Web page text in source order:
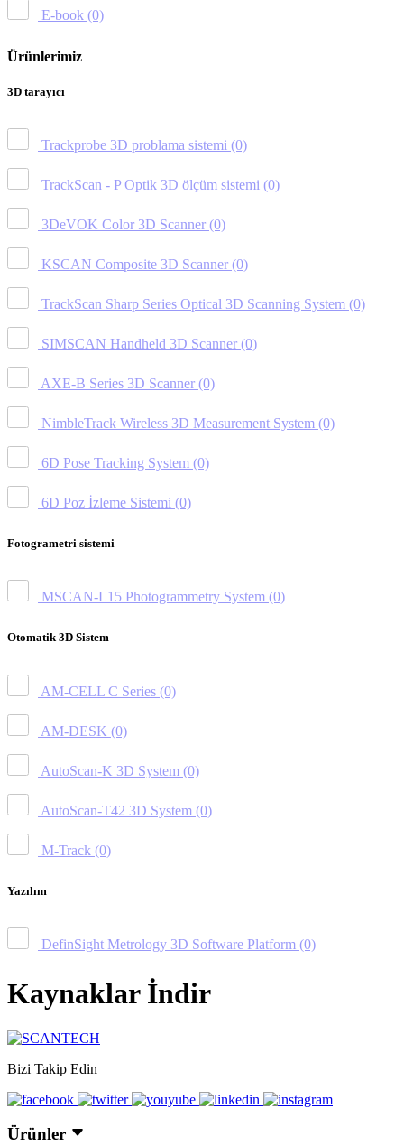
E-book (0)
Ürünlerimiz
3D tarayıcı
Trackprobe 3D problama sistemi (0)
TrackScan - P Optik 3D ölçüm sistemi (0)
3DeVOK Color 3D Scanner (0)
KSCAN Composite 3D Scanner (0)
TrackScan Sharp Series Optical 3D Scanning System (0)
SIMSCAN Handheld 3D Scanner (0)
AXE-B Series 3D Scanner (0)
NimbleTrack Wireless 3D Measurement System (0)
6D Pose Tracking System (0)
6D Poz İzleme Sistemi (0)
Fotogrametri sistemi
MSCAN-L15 Photogrammetry System (0)
Otomatik 3D Sistem
AM-CELL C Series (0)
AM-DESK (0)
AutoScan-K 3D System (0)
AutoScan-T42 3D System (0)
M-Track (0)
Yazılım
DefinSight Metrology 3D Software Platform (0)
Kaynaklar İndir
Bizi Takip Edin
Ürünler